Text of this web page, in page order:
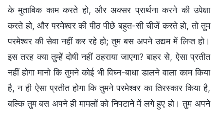
के मुताबिक काम करते हो, और अक्सर प्रार्थना करने की उपेक्षा
करते हो, और परमेश्वर की पीठ पीछे बहुत-सी चीजें करते हो, तो तुम
परमेश्वर की सेवा नहीं कर रहे हो; तुम बस अपने उद्यम में लिप्त हो।
इस तरह क्या तुम्हें दोषी नहीं ठहराया जाएगा? बाहर से, ऐसा प्रतीत
नहीं होगा मानो कि तुमने कोई भी विघ्न-बाधा डालने वाला काम किया
है, न ही ऐसा प्रतीत होगा कि तुमने परमेश्वर का तिरस्कार किया है,
बल्कि तुम बस अपने ही मामलों को निपटाने में लगे हुए हो। तुम अपने